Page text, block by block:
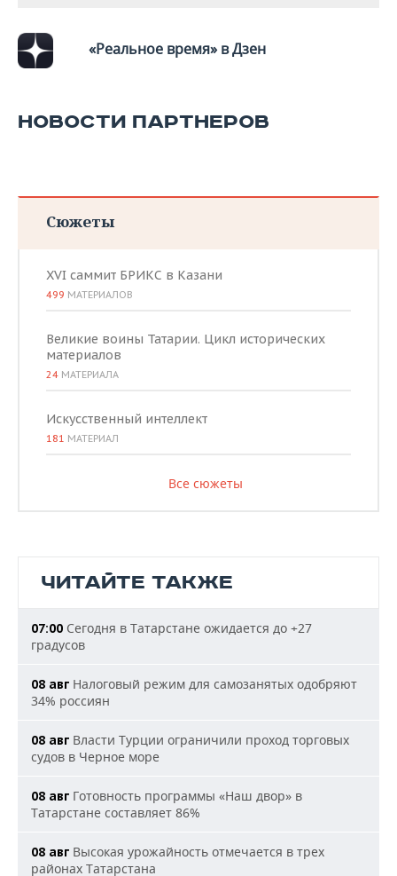
«Реальное время» в Дзен
НОВОСТИ ПАРТНЕРОВ
Сюжеты
XVI саммит БРИКС в Казани
499 МАТЕРИАЛОВ
Великие воины Татарии. Цикл исторических
материалов
24 МАТЕРИАЛА
Искусственный интеллект
181 МАТЕРИАЛ
Все сюжеты
ЧИТАЙТЕ ТАКЖЕ
07:00 Сегодня в Татарстане ожидается до +27
градусов
08 авг Налоговый режим для самозанятых одобряют
34% россиян
08 авг Власти Турции ограничили проход торговых
судов в Черное море
08 авг Готовность программы «Наш двор» в
Татарстане составляет 86%
08 авг Высокая урожайность отмечается в трех
районах Татарстана